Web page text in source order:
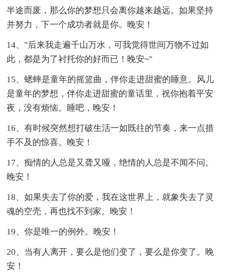
半途而废，那么你的梦想只会离你越来越远。如果坚持
并努力，下一个成功者就是你。晚安！
14、"后来我走遍千山万水，可我觉得世间万物不过如
此，都是为了衬托你的好而已！晚安~"
15、蟋蟀是童年的摇篮曲，伴你走进甜蜜的睡意。风儿
是童年的梦想，伴你走进甜蜜的童话里，祝你抱着平安
夜，没有烦恼。睡吧，晚安！
16、有时候突然想打破生活一如既往的节奏，来一点措
手不及的惊喜。晚安！
17、痴情的人总是又聋又哑，绝情的人总是不闻不问。
晚安！
18、如果失去了你的爱，我在这世界上，就象失去了灵
魂的空壳，再也找不到家。晚安！
19、你是唯一的例外。晚安！
20、当有人离开，要么是他们变了，要么是你变了。晚
安！